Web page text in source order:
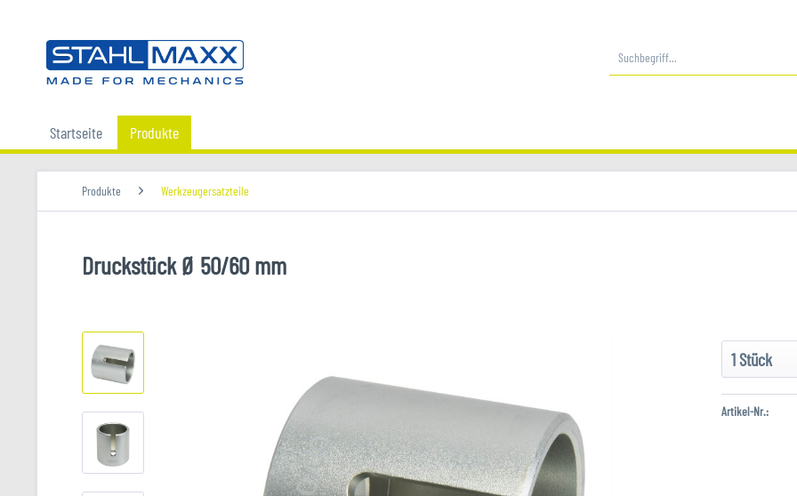
Startseite Produkte
Produkte Werkzeugersatzteile
Druckstück Ø 50/60 mm
Artikel-Nr.: